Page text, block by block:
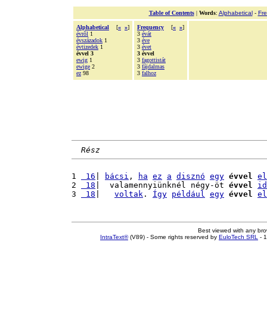
Table of Contents| Words: Alphabetical-
Alphabetical [« »]
évrõl 1
évszázadok 1
évtizedek 1
évvel 3
ewig 1
ewige 2
ez 98
Frequency [« »]
3 évát
3 éve
3 évet
3 évvel
3 fagottistát
3 fájdalmas
3 falhoz
Rész
1 16 bácsi , ha ez a disznó egy évvel
2
18 |  valamennyiünknél négy-öt évvel
3
18 voltak . Így például egy évvel
Best viewed with any
IntraText®(V89) - Some rights reserved by EuloTech SRL -